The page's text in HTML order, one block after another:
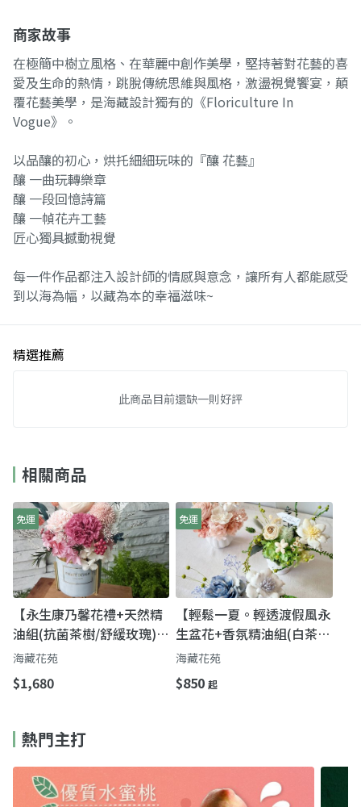
商家故事
在極簡中樹立風格、在華麗中創作美學，堅持著對花藝的喜
愛及生命的熱情，跳脫傳統思維與風格，激盪視覺饗宴，顛
覆花藝美學，是海藏設計獨有的《Floriculture In
Vogue》。
以品釀的初心，烘托細細玩味的『釀 花藝』
釀 一曲玩轉樂章
釀 一段回憶詩篇
釀 一幀花卉工藝
匠心獨具撼動視覺
每一件作品都注入設計師的情感與意念，讓所有人都能感受
到以海為幅，以藏為本的幸福滋味~
精選推薦
此商品目前還缺一則好評
相關商品
免運
【永生康乃馨花禮+天然精
油組(抗菌茶樹/舒緩玫瑰)】
母親節花禮｜讓心意更長久
（擴香花＋5ml精油）
海藏花苑
$1,680
免運
【輕鬆一夏。輕透渡假風永
生盆花+香氛精油組(白茶/
小蒼蘭/鳶尾花) 附提袋】浪
漫花禮｜索拉擴香花＋天然
精油（3款香氣任選）讓心
海藏花苑
$850 起
熱門主打